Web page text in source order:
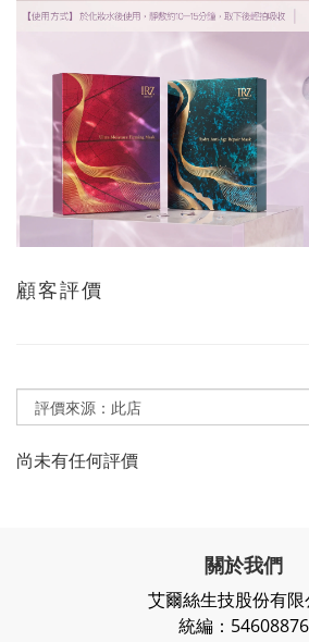
顧客評價
尚未有任何評價
關於我們
艾爾絲生技股份有限
統編：54608876